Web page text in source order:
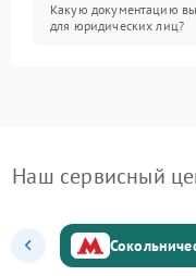
Какую документацию вы
для юридических лиц?
Наш сервисный